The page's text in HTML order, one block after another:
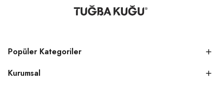
Popüler Kategoriler
Kurumsal